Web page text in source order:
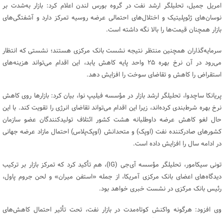
امریل جمیل، تحلیلگر ارشد نفت در گروه بورس لندن اعلام کرد: بازار به‌شدت بر
نوسان‌های ژئوپلیتیک و اختلال‌های احتمالی عرضه روسیه تمرکز دارد و آشفتگی‌های
بازار همچنان قیمت‌ها را بالا نگه داشته است.
سرمایه‌گذاران همچنین منتظر نتیجه نشست بانک مرکزی هستند؛ نشستی که انتظار
می‌رود در آن نرخ بهره ۲۵ واحد پایه کاهش یابد، این اقدام می‌تواند هزینه‌های
استقراض را کاهش و تقاضای سوخت را افزایش دهد.
پریانکا ساچدوا، تحلیلگر ارشد بازار در مؤسسه فیلیپ نوا، بیان کرد: بازارها روی کاهش
نرخ بهره شرط‌بندی کرده‌اند، زیرا این اقدام می‌تواند تقاضای انرژی را تقویت کند. با این
حال لغو کاهش عرضه داوطلبانه هشت کشور ائتلاف تولیدکنندگان عضو سازمان
کشورهای صادرکننده نفت (اوپک) و متحدانش (اوپک‌پلاس) احتمال مازاد عرضه جهانی
در ادامه سال را افزایش داده است.
تونی سیکامور، تحلیلگر مؤسسه آی‌جی (IG)، هم تأکید کرد که تمرکز بازار بر ترکیب
دیدگاه‌های اعضای بانک مرکزی آمریکا، از جمله «استفن میران» و لحن جروم پاول،
رئیس بانک مرکزی در نشست خبری خواهد بود.
وی افزود: هرگونه واکنش کوتاه‌مدت در بازار نفت، تحت تأثیر احتمال کاهش‌های